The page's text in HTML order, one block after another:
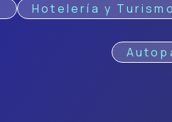
Hotelería y Turismo